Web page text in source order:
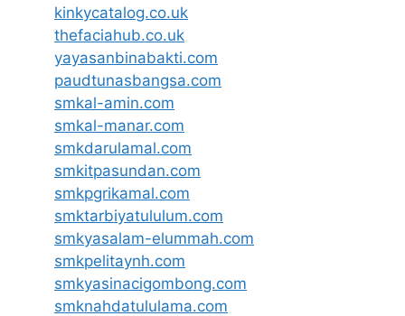
kinkycatalog.co.uk
thefaciahub.co.uk
yayasanbinabakti.com
paudtunasbangsa.com
smkal-amin.com
smkal-manar.com
smkdarulamal.com
smkitpasundan.com
smkpgrikamal.com
smktarbiyatululum.com
smkyasalam-elummah.com
smkpelitaynh.com
smkyasinacigombong.com
smknahdatululama.com